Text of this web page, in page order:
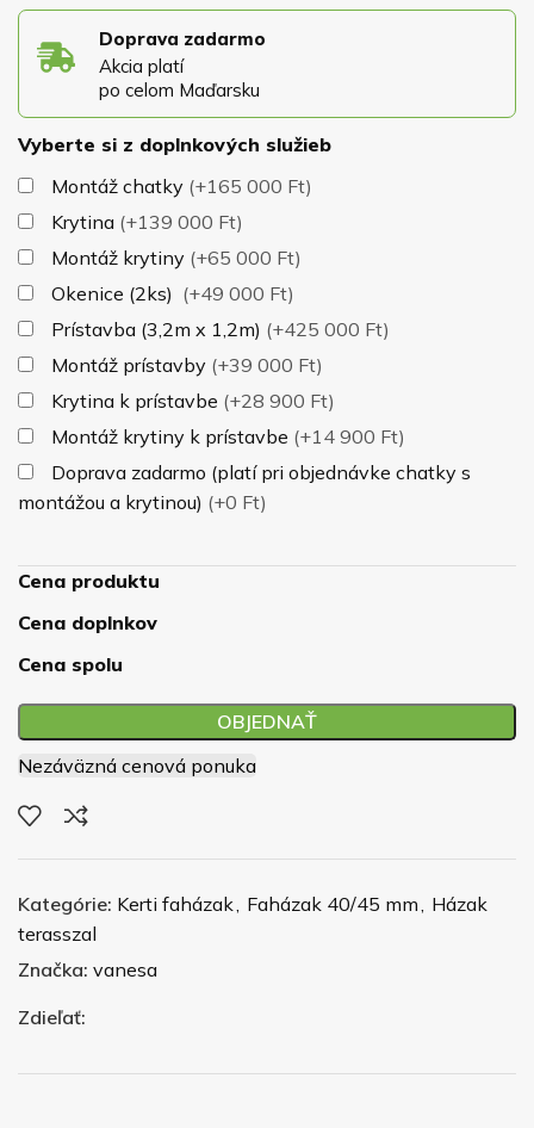
mať situované dvere, prípadne bočné okno.
Doprava zadarmo
Akcia platí
po celom Maďarsku
Vyberte si z doplnkových služieb
Montáž chatky (+165 000 Ft)
Krytina (+139 000 Ft)
Montáž krytiny (+65 000 Ft)
Okenice (2ks) (+49 000 Ft)
Prístavba (3,2m x 1,2m) (+425 000 Ft)
Montáž prístavby (+39 000 Ft)
Krytina k prístavbe (+28 900 Ft)
Montáž krytiny k prístavbe (+14 900 Ft)
Doprava zadarmo (platí pri objednávke chatky s
montážou a krytinou) (+0 Ft)
Cena produktu
Cena doplnkov
Cena spolu
OBJEDNAŤ
Nezáväzná cenová ponuka
Kategórie: Kerti faházak Faházak 40/45 mm
Házak
terasszal
Značka: vanesa
Zdieľať: